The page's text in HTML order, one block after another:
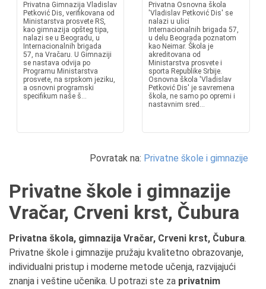
Privatna Gimnazija Vladislav
Petković Dis, verifikovana od
Ministarstva prosvete RS,
kao gimnazija opšteg tipa,
nalazi se u Beogradu, u
Internacionalnih brigada
57, na Vračaru. U Gimnaziji
se nastava odvija po
Programu Ministarstva
prosvete, na srpskom jeziku,
a osnovni programski
specifikum naše š...
Privatna Osnovna škola
'Vladislav Petković Dis' se
nalazi u ulici
Internacionalnih brigada 57,
u delu Beograda poznatom
kao Neimar. Škola je
akreditovana od
Ministarstva prosvete i
sporta Republike Srbije.
Osnovna škola 'Vladislav
Petković Dis' je savremena
škola, ne samo po opremi i
nastavnim sred...
Povratak na: Privatne škole i gimnazije
Privatne škole i gimnazije
Vračar, Crveni krst, Čubura
Privatna škola, gimnazija Vračar, Crveni krst, Čubura.
Privatne škole i gimnazije pružaju kvalitetno obrazovanje,
individualni pristup i moderne metode učenja, razvijajući
znanja i veštine učenika. U potrazi ste za privatnim